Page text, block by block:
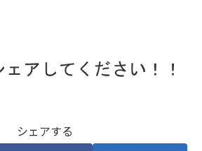
シェアする